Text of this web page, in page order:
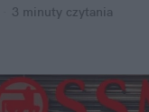
3 minuty czytania